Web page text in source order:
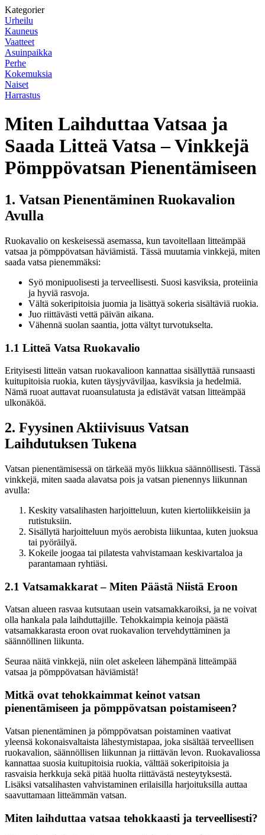
Kategorier
Urheilu
Kauneus
Vaatteet
Asuinpaikka
Perhe
Kokemuksia
Naiset
Harrastus
Miten Laihduttaa Vatsaa ja
Saada Litteä Vatsa – Vinkkejä
Pömppövatsan Pienentämiseen
1. Vatsan Pienentäminen Ruokavalion
Avulla
Ruokavalio on keskeisessä asemassa, kun tavoitellaan litteämpää
vatsaa ja pömppövatsan häviämistä. Tässä muutamia vinkkejä, miten
saada vatsa pienemmäksi:
Syö monipuolisesti ja terveellisesti. Suosi kasviksia, proteiinia
ja hyviä rasvoja.
Vältä sokeripitoisia juomia ja lisättyä sokeria sisältäviä ruokia.
Juo riittävästi vettä päivän aikana.
Vähennä suolan saantia, jotta vältyt turvotukselta.
1.1 Litteä Vatsa Ruokavalio
Erityisesti litteän vatsan ruokavalioon kannattaa sisällyttää runsaasti
kuitupitoisia ruokia, kuten täysjyväviljaa, kasviksia ja hedelmiä.
Nämä ruoat auttavat ruoansulatusta ja edistävät vatsan litteämpää
ulkonäköä.
2. Fyysinen Aktiivisuus Vatsan
Laihdutuksen Tukena
Vatsan pienentämisessä on tärkeää myös liikkua säännöllisesti. Tässä
vinkkejä, miten saada alavatsa pois ja vatsan pienennys liikunnan
avulla:
Keskity vatsalihasten harjoitteluun, kuten kiertoliikkeisiin ja
rutistuksiin.
Sisällytä harjoitteluun myös aerobista liikuntaa, kuten juoksua
tai pyöräilyä.
Kokeile joogaa tai pilatesta vahvistamaan keskivartaloa ja
parantamaan ryhtiäsi.
2.1 Vatsamakkarat – Miten Päästä Niistä Eroon
Vatsan alueen rasvaa kutsutaan usein vatsamakkaroiksi, ja ne voivat
olla hankala pala laihduttajille. Tehokkaimpia keinoja päästä
vatsamakkarasta eroon ovat ruokavalion tervehdyttäminen ja
säännöllinen liikunta.
Seuraa näitä vinkkejä, niin olet askeleen lähempänä litteämpää
vatsaa ja pömppövatsan häviämistä!
Mitkä ovat tehokkaimmat keinot vatsan
pienentämiseen ja pömppövatsan poistamiseen?
Vatsan pienentäminen ja pömppövatsan poistaminen vaativat
yleensä kokonaisvaltaista lähestymistapaa, joka sisältää terveellisen
ruokavalion, säännöllisen liikunnan ja riittävän levon. Ruokavaliossa
kannattaa suosia kuitupitoisia ruokia, välttää sokeripitoisia ja
rasvaisia herkkuja sekä pitää huolta riittävästä nesteytyksestä.
Lisäksi vatsalihasten vahvistaminen erilaisilla harjoituksilla auttaa
saavuttamaan litteämmän vatsan.
Miten laihduttaa vatsaa tehokkaasti ja terveellisesti?